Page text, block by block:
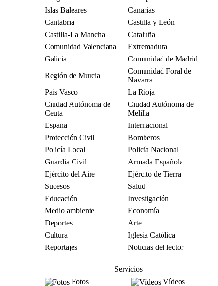
Islas Baleares
Canarias
Cantabria
Castilla y León
Castilla-La Mancha
Cataluña
Comunidad Valenciana
Extremadura
Galicia
Comunidad de Madrid
Región de Murcia
Comunidad Foral de
Navarra
País Vasco
La Rioja
Ciudad Autónoma de
Ceuta
Ciudad Autónoma de
Melilla
España
Internacional
Protección Civil
Bomberos
Policía Local
Policía Nacional
Guardia Civil
Armada Española
Ejército del Aire
Ejército de Tierra
Sucesos
Salud
Educación
Investigación
Medio ambiente
Economía
Deportes
Arte
Cultura
Iglesia Católica
Reportajes
Noticias del lector
Servicios
Fotos
Vídeos